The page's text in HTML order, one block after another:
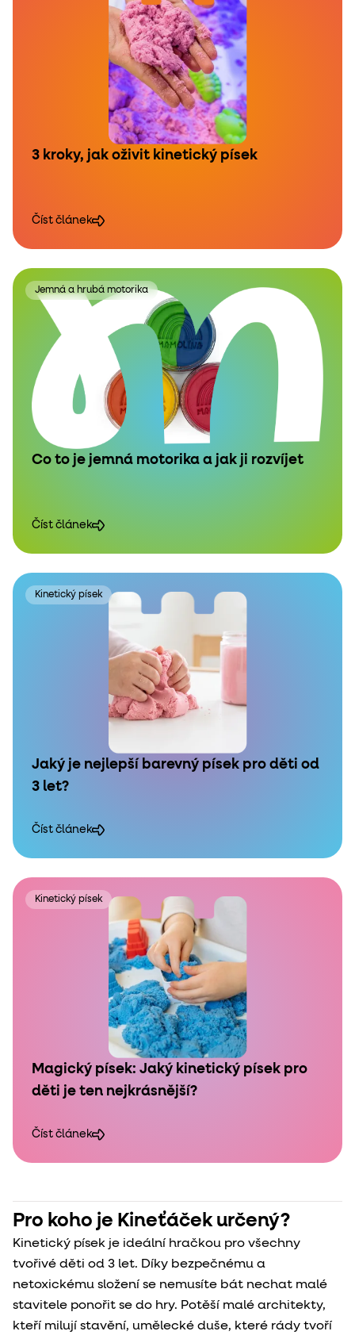
3 kroky, jak oživit kinetický písek
Číst článek
Jemná a hrubá motorika
Co to je jemná motorika a jak ji rozvíjet
Číst článek
Kinetický písek
Jaký je nejlepší barevný písek pro děti od
3 let?
Číst článek
Kinetický písek
Magický písek: Jaký kinetický písek pro
děti je ten nejkrásnější?
Číst článek
Pro koho je Kineťáček určený?
Kinetický písek je ideální hračkou pro všechny
tvořivé děti od 3 let. Díky bezpečnému a
netoxickému složení se nemusíte bát nechat malé
stavitele ponořit se do hry. Potěší malé architekty,
kteří milují stavění, umělecké duše, které rády tvoří